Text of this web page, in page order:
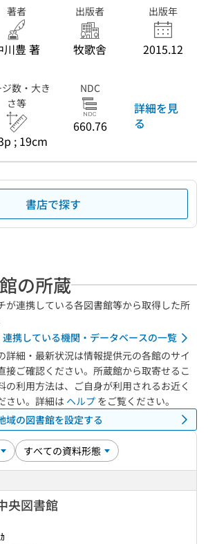
著者
川豊 著
出版者
牧歌舎
出版年
2015.12
数・大き
さ等
; 19cm
NDC
660.76
詳細を見
る
書店で探す
の所蔵
が連携している各図書館等から取得した所
連携している機関・データベースの一覧
詳細・最新状況は情報提供元の各館のサイ
接ご確認ください。所蔵館から取寄せるこ
の利用方法は、ご自身が利用されるお近く
さい。詳細は ヘルプ をご覧ください。
域の図書館を設定する
央図書館